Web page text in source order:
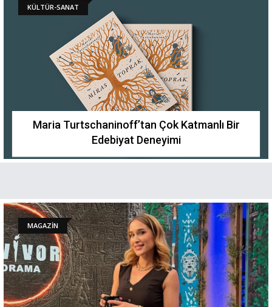
KÜLTÜR-SANAT
Maria Turtschaninoff’tan Çok Katmanlı Bir
Edebiyat Deneyimi
MAGAZİN